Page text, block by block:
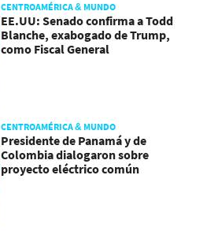
CENTROAMÉRICA & MUNDO
EE.UU: Senado confirma a Todd
Blanche, exabogado de Trump,
como Fiscal General
CENTROAMÉRICA & MUNDO
Presidente de Panamá y de
Colombia dialogaron sobre
proyecto eléctrico común